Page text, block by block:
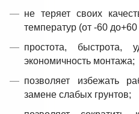
не теряет своих
температур (от -60 до+60
простота, быстрота,
экономичность монтажа;
позволяет избежать
замене слабых грунтов;